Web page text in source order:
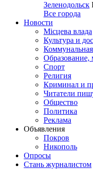
Зеленодольск
Все города
Новости
Місцева влада
Культура и
Образование,
Спорт
Религия
Криминал и
Читатели
Общество
Политика
Реклама
Объявления
Покров
Никополь
Опросы
Стань журналистом